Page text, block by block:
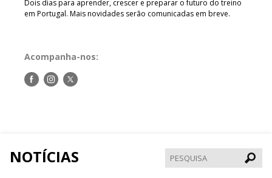
Dois dias para aprender, crescer e preparar o futuro do treino
em Portugal. Mais novidades serão comunicadas em breve.
Acompanha-nos:
Siga-Siga-Siga-
NOTÍCIAS